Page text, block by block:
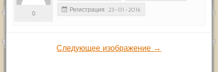
0
Регистрация: 23-01-2016
Следующее изображение →